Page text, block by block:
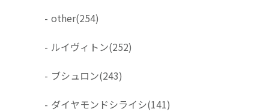
- other(254)
- ルイヴィトン(252)
- ブシュロン(243)
- ダイヤモンドシライシ(141)